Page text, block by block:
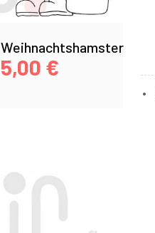
Weihnachtshamster
5,00 €